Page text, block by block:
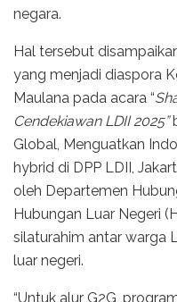
negara.
Hal tersebut
yang menjadi diaspora
Maulana pada acara “
Cendekiawan LDII 2025”
Global, Menguatkan
hybrid di DPP LDII,
oleh Departemen
Hubungan Luar Negeri
silaturahim antar warga
luar negeri.
“Untuk alur G2G,